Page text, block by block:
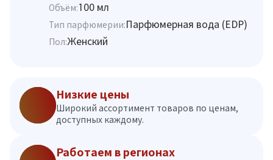
Объём:100 мл
Тип парфюмерии:Парфюмерная вода (EDP)
Пол:Женский
Низкие цены
Широкий ассортимент товаров по ценам,
доступных каждому.
Работаем в регионах